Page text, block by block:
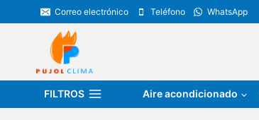
al
contenido
Correo electrónico Teléfono WhatsApp
FILTROS Aire acondicionado